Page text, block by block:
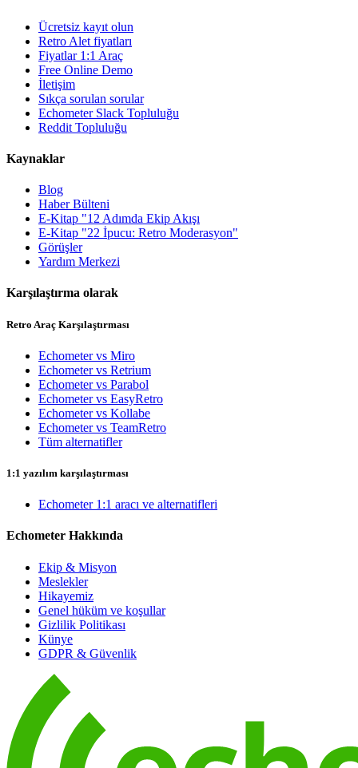
Ücretsiz kayıt olun
Retro Alet fiyatları
Fiyatlar 1:1 Araç
Free Online Demo
İletişim
Sıkça sorulan sorular
Echometer Slack Topluluğu
Reddit Topluluğu
Kaynaklar
Blog
Haber Bülteni
E-Kitap "12 Adımda Ekip Akışı
E-Kitap "22 İpucu: Retro Moderasyon"
Görüşler
Yardım Merkezi
Karşılaştırma olarak
Retro Araç Karşılaştırması
Echometer vs Miro
Echometer vs Retrium
Echometer vs Parabol
Echometer vs EasyRetro
Echometer vs Kollabe
Echometer vs TeamRetro
Tüm alternatifler
1:1 yazılım karşılaştırması
Echometer 1:1 aracı ve alternatifleri
Echometer Hakkında
Ekip & Misyon
Meslekler
Hikayemiz
Genel hüküm ve koşullar
Gizlilik Politikası
Künye
GDPR & Güvenlik